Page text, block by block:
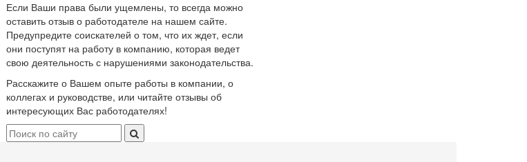
Если Ваши права были ущемлены, то всегда можно
оставить отзыв о работодателе на нашем сайте.
Предупредите соискателей о том, что их ждет, если
они поступят на работу в компанию, которая ведет
свою деятельность с нарушениями законодательства.
Расскажите о Вашем опыте работы в компании, о
коллегах и руководстве, или читайте отзывы об
интересующих Вас работодателях!